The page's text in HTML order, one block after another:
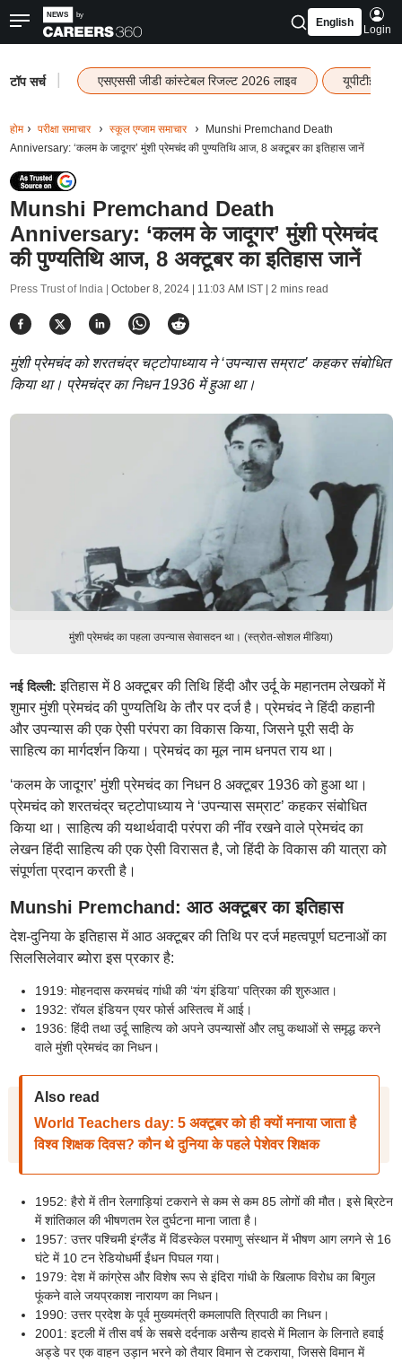
English
Login
टॉप सर्च एसएससी जीडी कांस्टेबल रिजल्ट 2026 लाइव यूपीटीईटी
होम परीक्षा समाचार स्कूल एग्जाम समाचार
Munshi Premchand Death
Anniversary: ‘कलम के जादूगर’ मुंशी प्रेमचंद की पुण्यतिथि आज, 8 अक्टूबर का इतिहास जानें
Munshi Premchand Death
Anniversary: ‘कलम के जादूगर’ मुंशी प्रेमचंद
की पुण्यतिथि आज, 8 अक्टूबर का इतिहास जानें
Press Trust of India | October 8, 2024 | 11:03 AM IST| 2 mins read
मुंशी प्रेमचंद को शरतचंद्र चट्टोपाध्याय ने ‘उपन्यास सम्राट’ कहकर संबोधित
किया था। प्रेमचंद्र का निधन 1936 में हुआ था।
मुंशी प्रेमचंद का पहला उपन्यास सेवासदन था। (स्त्रोत-सोशल मीडिया)
नई दिल्ली:इतिहास में 8 अक्टूबर की तिथि हिंदी और उर्दू के महानतम लेखकों में
शुमार मुंशी प्रेमचंद की पुण्यतिथि के तौर पर दर्ज है। प्रेमचंद ने हिंदी कहानी
और उपन्यास की एक ऐसी परंपरा का विकास किया, जिसने पूरी सदी के
साहित्य का मार्गदर्शन किया। प्रेमचंद का मूल नाम धनपत राय था।
‘कलम के जादूगर’ मुंशी प्रेमचंद का निधन 8 अक्टूबर 1936 को हुआ था।
प्रेमचंद को शरतचंद्र चट्टोपाध्याय ने ‘उपन्यास सम्राट’ कहकर संबोधित
किया था। साहित्य की यथार्थवादी परंपरा की नींव रखने वाले प्रेमचंद का
लेखन हिंदी साहित्य की एक ऐसी विरासत है, जो हिंदी के विकास की यात्रा को
संपूर्णता प्रदान करती है।
Munshi Premchand: आठ अक्टूबर का इतिहास
देश-दुनिया के इतिहास में आठ अक्टूबर की तिथि पर दर्ज महत्वपूर्ण घटनाओं का
सिलसिलेवार ब्योरा इस प्रकार है:
1919: मोहनदास करमचंद गांधी की ‘यंग इंडिया’ पत्रिका की शुरुआत।
1932: रॉयल इंडियन एयर फोर्स अस्तित्व में आई।
1936: हिंदी तथा उर्दू साहित्य को अपने उपन्यासों और लघु कथाओं से समृद्ध करने
वाले मुंशी प्रेमचंद का निधन।
Also read
World Teachers day: 5 अक्टूबर को ही क्यों मनाया जाता है
विश्व शिक्षक दिवस? कौन थे दुनिया के पहले पेशेवर शिक्षक
1952: हैरो में तीन रेलगाड़ियां टकराने से कम से कम 85 लोगों की मौत। इसे ब्रिटेन
में शांतिकाल की भीषणतम रेल दुर्घटना माना जाता है।
1957: उत्तर पश्चिमी इंग्लैंड में विंडस्केल परमाणु संस्थान में भीषण आग लगने से 16
घंटे में 10 टन रेडियोधर्मी ईंधन पिघल गया।
1979: देश में कांग्रेस और विशेष रूप से इंदिरा गांधी के खिलाफ विरोध का बिगुल
फूंकने वाले जयप्रकाश नारायण का निधन।
1990: उत्तर प्रदेश के पूर्व मुख्यमंत्री कमलापति त्रिपाठी का निधन।
2001: इटली में तीस वर्ष के सबसे दर्दनाक असैन्य हादसे में मिलान के लिनाते हवाई
अड्डे पर एक वाहन उड़ान भरने को तैयार विमान से टकराया, जिससे विमान में